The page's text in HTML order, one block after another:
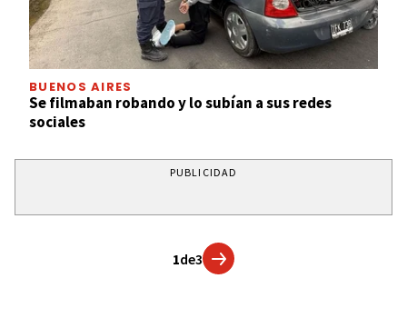
BUENOS AIRES
Se filmaban robando y lo subían a sus redes
sociales
PUBLICIDAD
1de3